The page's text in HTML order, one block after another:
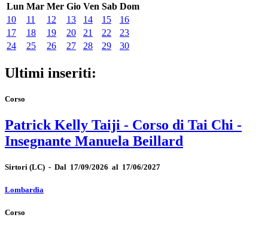
Lun Mar Mer Gio Ven Sab Dom
10
11 12 13 14 15
16
17
18 19 20 21 22
23
24
25 26 27 28 29 30
Ultimi inseriti:
Corso
Patrick Kelly Taiji - Corso di Tai Chi -
Insegnante Manuela Beillard
Sirtori (LC) - Dal 17/09/2026 al 17/06/2027
Lombardia
Corso